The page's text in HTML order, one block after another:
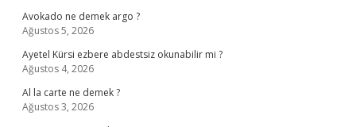
Avokado ne demek argo ?
Ağustos 5, 2026
Ayetel Kürsi ezbere abdestsiz okunabilir mi ?
Ağustos 4, 2026
Al la carte ne demek ?
Ağustos 3, 2026